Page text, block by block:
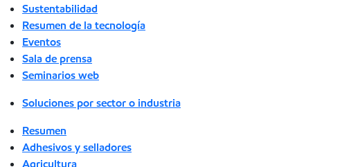
Sustentabilidad
Resumen de la tecnología
Eventos
Sala de prensa
Seminarios web
Soluciones por sector o industria
Resumen
Adhesivos y selladores
Agricultura